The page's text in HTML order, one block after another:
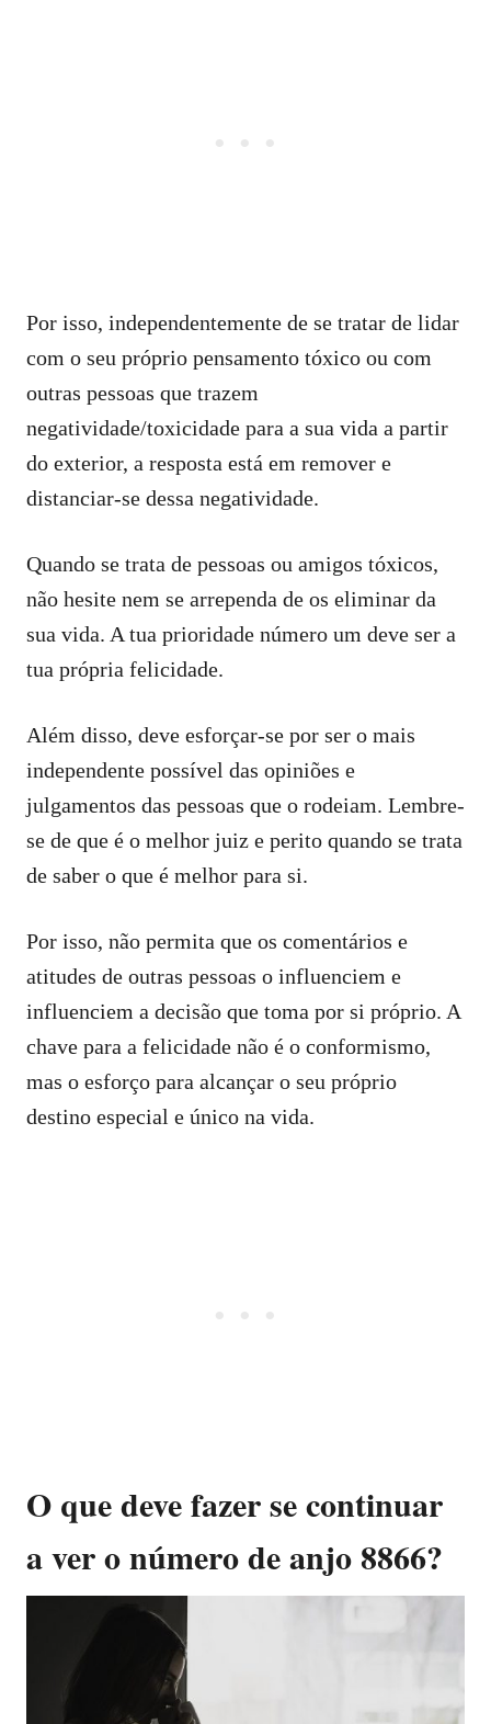
Por isso, independentemente de se tratar de lidar
com o seu próprio pensamento tóxico ou com
outras pessoas que trazem
negatividade/toxicidade para a sua vida a partir
do exterior, a resposta está em remover e
distanciar-se dessa negatividade.
Quando se trata de pessoas ou amigos tóxicos,
não hesite nem se arrependa de os eliminar da
sua vida. A tua prioridade número um deve ser a
tua própria felicidade.
Além disso, deve esforçar-se por ser o mais
independente possível das opiniões e
julgamentos das pessoas que o rodeiam. Lembre-
se de que é o melhor juiz e perito quando se trata
de saber o que é melhor para si.
Por isso, não permita que os comentários e
atitudes de outras pessoas o influenciem e
influenciem a decisão que toma por si próprio. A
chave para a felicidade não é o conformismo,
mas o esforço para alcançar o seu próprio
destino especial e único na vida.
O que deve fazer se continuar
a ver o número de anjo 8866?